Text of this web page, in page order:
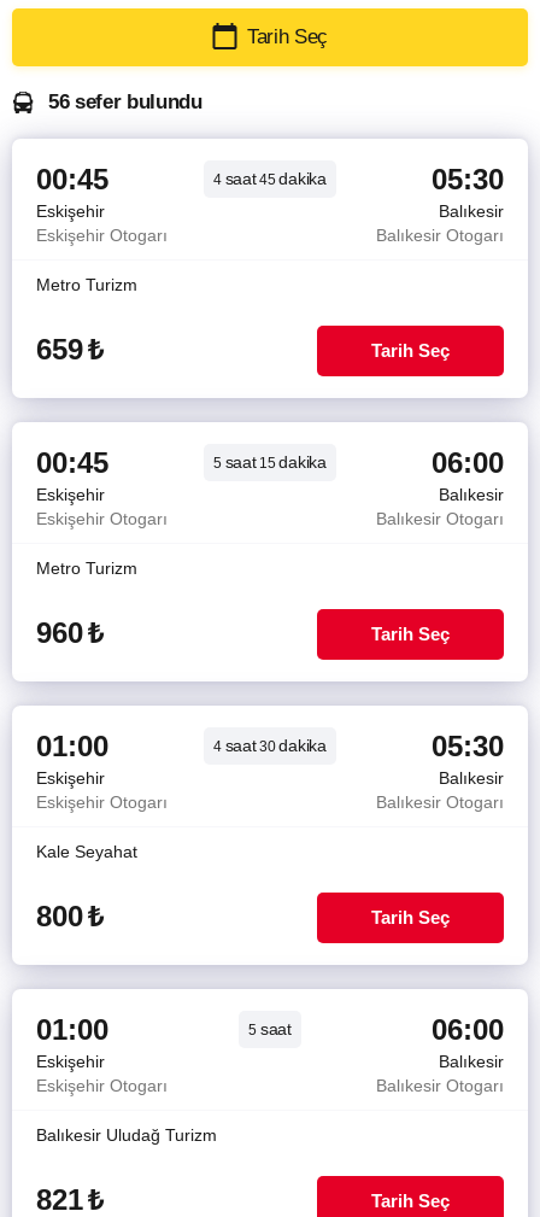
Tarih Seç
56 sefer bulundu
00:45 4 saat45dakika 05:30
Eskişehir
Balıkesir
Eskişehir Otogarı
Balıkesir Otogarı
Metro Turizm
659₺ Tarih Seç
00:45 5 saat15dakika 06:00
Eskişehir
Balıkesir
Eskişehir Otogarı
Balıkesir Otogarı
Metro Turizm
960₺ Tarih Seç
01:00 4 saat30dakika 05:30
Eskişehir
Balıkesir
Eskişehir Otogarı
Balıkesir Otogarı
Kale Seyahat
800₺ Tarih Seç
01:00 5 saat 06:00
Eskişehir
Balıkesir
Eskişehir Otogarı
Balıkesir Otogarı
Balıkesir Uludağ Turizm
821₺ Tarih Seç